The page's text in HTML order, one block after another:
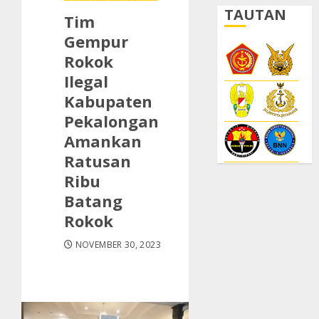
Tim
Gempur
Rokok
Ilegal
Kabupaten
Pekalongan
Amankan
Ratusan
Ribu
Batang
Rokok
NOVEMBER 30, 2023
TAUTAN